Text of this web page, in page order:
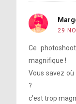
29
Ce
magnifique !
Vous savez
?
c’est trop